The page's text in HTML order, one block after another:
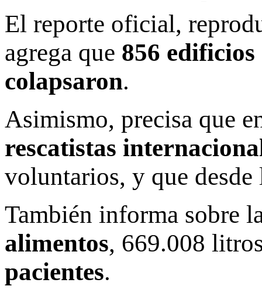
El reporte oficial,
agrega que 856
colapsaron.
Asimismo, precisa que
rescatistas
voluntarios, y que
También informa sobre
alimentos, 669.008
pacientes.